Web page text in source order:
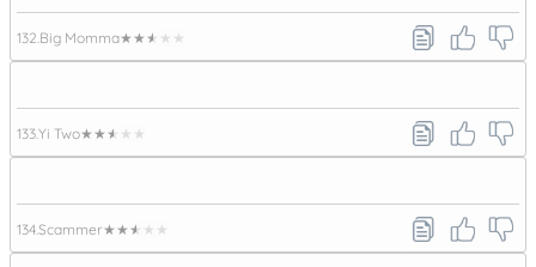
132. Big Momma★★★★★
133.Yi Two★★★★★
134.Scammer★★★★★